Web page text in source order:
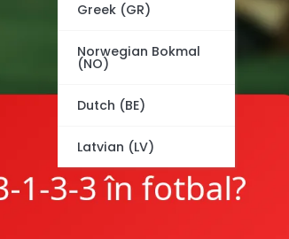
Greek (GR)
Norwegian Bokmal
(NO)
Dutch (BE)
Latvian (LV)